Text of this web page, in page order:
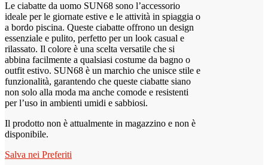
Le ciabatte da uomo SUN68 sono l’accessorio
ideale per le giornate estive e le attività in spiaggia o
a bordo piscina. Queste ciabatte offrono un design
essenziale e pulito, perfetto per un look casual e
rilassato. Il colore è una scelta versatile che si
abbina facilmente a qualsiasi costume da bagno o
outfit estivo. SUN68 è un marchio che unisce stile e
funzionalità, garantendo che queste ciabatte siano
non solo alla moda ma anche comode e resistenti
per l’uso in ambienti umidi e sabbiosi.
Il prodotto non è attualmente in magazzino e non è
disponibile.
Salva nei Preferiti